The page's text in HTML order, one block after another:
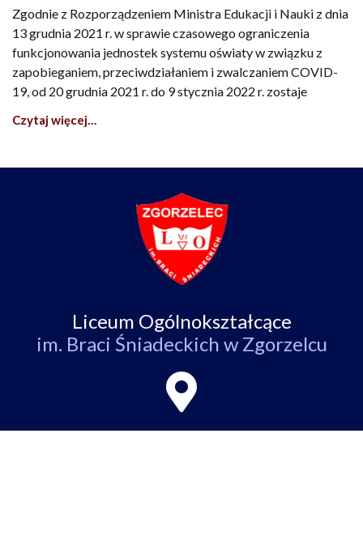
Zgodnie z Rozporządzeniem Ministra Edukacji i Nauki z dnia
13 grudnia 2021 r. w sprawie czasowego ograniczenia
funkcjonowania jednostek systemu oświaty w związku z
zapobieganiem, przeciwdziałaniem i zwalczaniem COVID-
19, od 20 grudnia 2021 r. do 9 stycznia 2022 r. zostaje
Czytaj więcej…
Liceum Ogólnokształcące
im. Braci Śniadeckich w Zgorzelcu